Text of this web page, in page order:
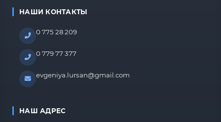
НАШИ КОНТАКТЫ
0 775 28 209
0 779 77 377
evgeniya.lursan@gmail.com
НАШ АДРЕС